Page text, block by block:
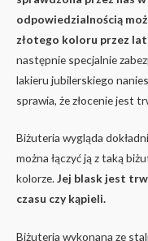
odpowiedzialnością
złotego koloru przez
następnie specjalnie
lakieru jubilerskiego
sprawia, że złocenie jest
Biżuteria wygląda
można łączyć ją z taką
kolorze. Jej blask jest
czasu czy kąpieli.
Biżuteria wykonana ze